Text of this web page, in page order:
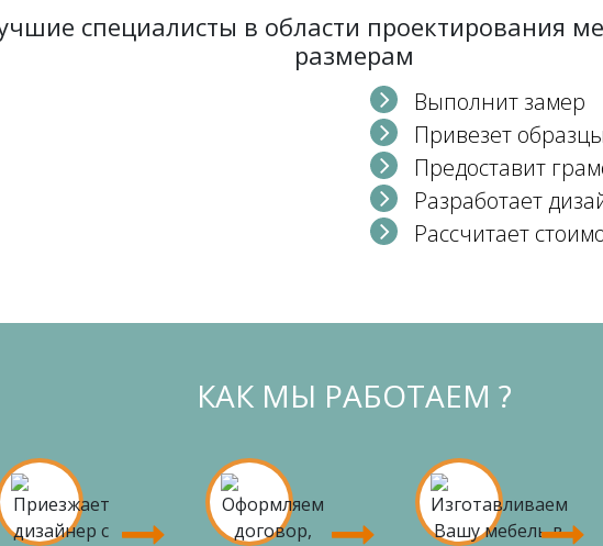
специалисты в области проектирования
размерам
Выполнит замер
Привезет
Предоставит
Разработает
Рассчитает
КАК МЫ РАБОТАЕМ ?